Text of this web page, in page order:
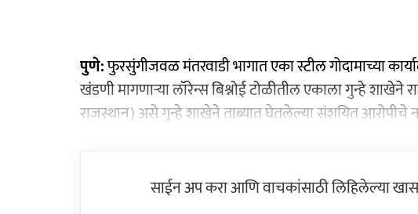
पुणे:फुरसुंगीजवळ मंतरवाडी भागात एका स्टील गोदामाच्या
खंडणी मागणाऱ्या लॉरेन्स बिश्नोई टोळीतील एकाला गुन्हे शाखेने
राजस्थान) असे गुन्हे शाखेने ताब्यात घेतलेल्या संशयित आरोपीचे
साईन अप करा आणि वाचकांसाठी लिहिलेल्या